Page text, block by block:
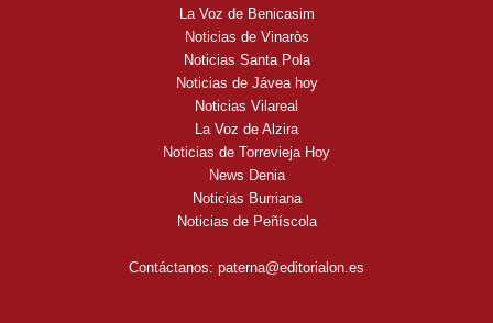
La Voz de Benicasim
Noticias de Vinaròs
Noticias Santa Pola
Noticias de Jávea hoy
Noticias Vilareal
La Voz de Alzira
Noticias de Torrevieja Hoy
News Denia
Noticias Burriana
Noticias de Peñíscola
Contáctanos: paterna@editorialon.es